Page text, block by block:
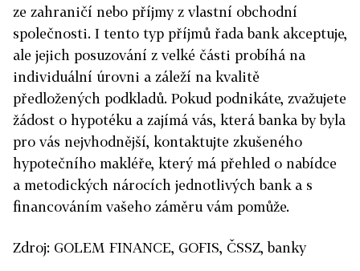
ze zahraničí nebo příjmy z vlastní obchodní
společnosti. I tento typ příjmů řada bank akceptuje,
ale jejich posuzování z velké části probíhá na
individuální úrovni a záleží na kvalitě
předložených podkladů. Pokud podnikáte, zvažujete
žádost o hypotéku a zajímá vás, která banka by byla
pro vás nejvhodnější, kontaktujte zkušeného
hypotečního makléře, který má přehled o nabídce
a metodických nárocích jednotlivých bank a s
financováním vašeho záměru vám pomůže.
Zdroj: GOLEM FINANCE, GOFIS, ČSSZ, banky